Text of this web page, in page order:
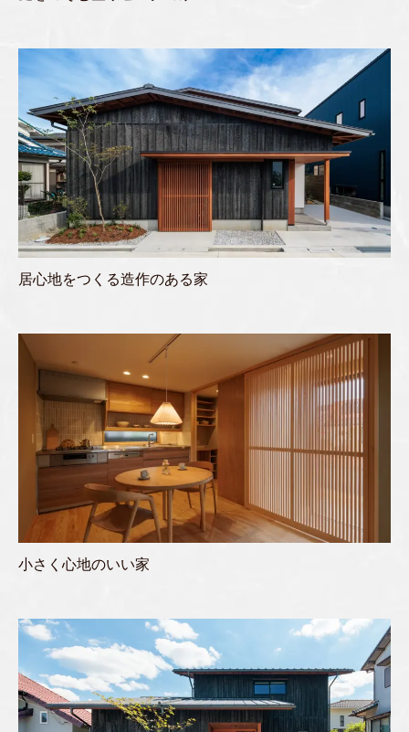
居心地をつくる造作のある家
小さく心地のいい家